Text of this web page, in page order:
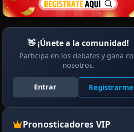
👋 ¡Únete a la comunidad!
Participa en los debates y gana
nosotros.
Entrar Registrarme
Pronosticadores VIP